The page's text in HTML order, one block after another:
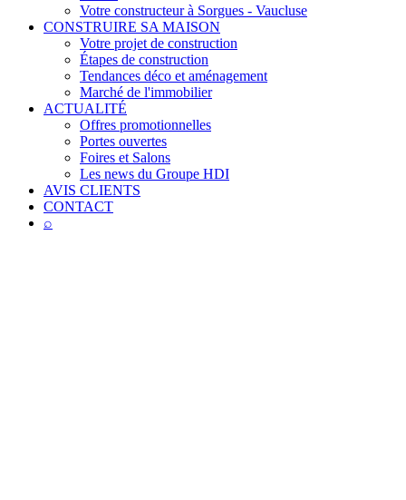
Votre constructeur à Sorgues - Vaucluse
CONSTRUIRE SA MAISON
Votre projet de construction
Étapes de construction
Tendances déco et aménagement
Marché de l'immobilier
ACTUALITÉ
Offres promotionnelles
Portes ouvertes
Foires et Salons
Les news du Groupe HDI
AVIS CLIENTS
CONTACT
⌕